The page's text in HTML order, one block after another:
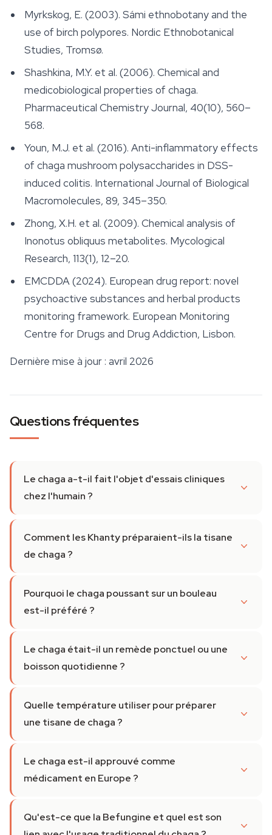
Myrkskog, E. (2003). Sámi ethnobotany and the
use of birch polypores. Nordic Ethnobotanical
Studies, Tromsø.
Shashkina, M.Y. et al. (2006). Chemical and
medicobiological properties of chaga.
Pharmaceutical Chemistry Journal, 40(10), 560–
568.
Youn, M.J. et al. (2016). Anti-inflammatory effects
of chaga mushroom polysaccharides in DSS-
induced colitis. International Journal of Biological
Macromolecules, 89, 345–350.
Zhong, X.H. et al. (2009). Chemical analysis of
Inonotus obliquus metabolites. Mycological
Research, 113(1), 12–20.
EMCDDA (2024). European drug report: novel
psychoactive substances and herbal products
monitoring framework. European Monitoring
Centre for Drugs and Drug Addiction, Lisbon.
Dernière mise à jour : avril 2026
Questions fréquentes
Le chaga a-t-il fait l'objet d'essais cliniques
chez l'humain ?
Comment les Khanty préparaient-ils la tisane
de chaga ?
Pourquoi le chaga poussant sur un bouleau
est-il préféré ?
Le chaga était-il un remède ponctuel ou une
boisson quotidienne ?
Quelle température utiliser pour préparer
une tisane de chaga ?
Le chaga est-il approuvé comme
médicament en Europe ?
Qu'est-ce que la Befungine et quel est son